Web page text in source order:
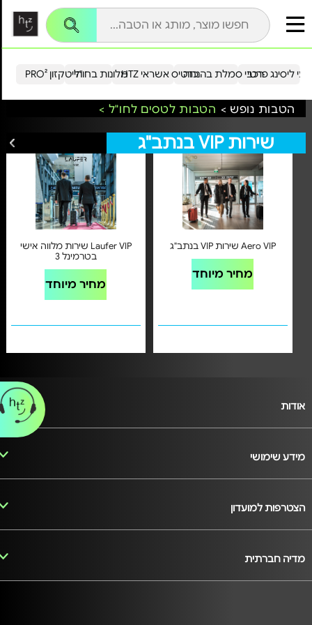
הייטקזון PRO²מלונות בחו"ל כרטיס אשראי HTZ ליסינג פרטירכבי סמלת בהנחה
הטבות נופש > הטבות לטסים לחו"ל >
שירות VIP בנתב"ג לכל הצעות שירות VIP בנתב"ג
Laufer VIP שירות מלווה אישי
בטרמינל 3
מחיר מיוחד
Aero VIP שירות VIP בנתב"ג
מחיר מיוחד
אודות
מידע שימושי
הצטרפות למועדון
מדיה חברתית